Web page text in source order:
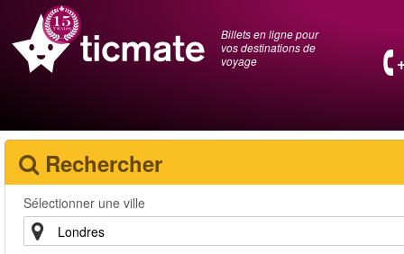
Billets en ligne pour
vos destinations de
voyage
Rechercher
Sélectionner une ville